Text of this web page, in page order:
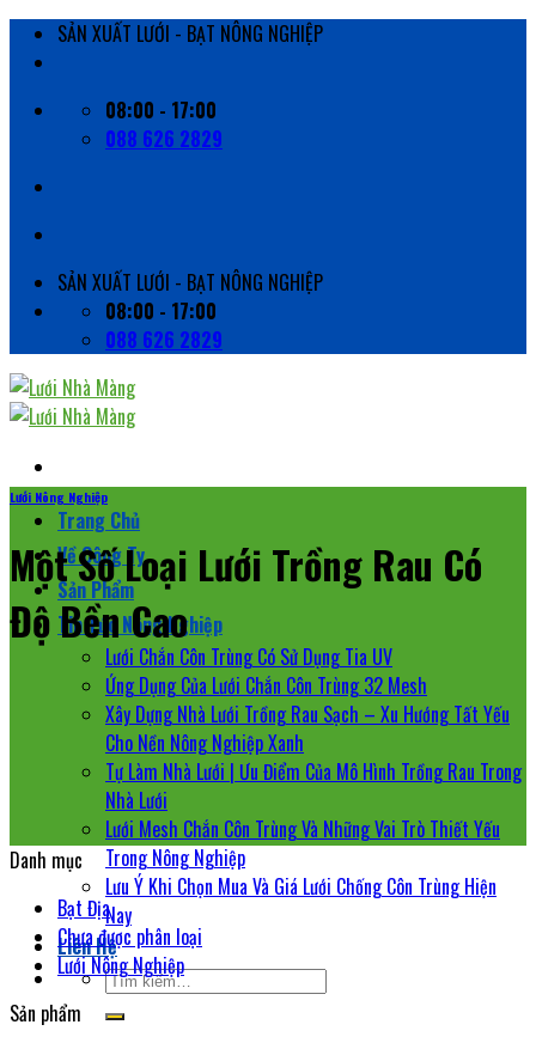
Skip
SẢN XUẤT LƯỚI - BẠT NÔNG NGHIỆP
08:00 - 17:00
088 626 2829
SẢN XUẤT LƯỚI - BẠT NÔNG NGHIỆP
08:00 - 17:00
088 626 2829
Trang Chủ
Về Công Ty
Sản Phẩm
Tin Tức Nông Nghiệp
Lưới Chắn Côn Trùng Có Sử Dụng Tia UV
Ứng Dụng Của Lưới Chắn Côn Trùng 32 Mesh
Xây Dựng Nhà Lưới Trồng Rau Sạch – Xu Hướng Tất Yếu
Cho Nền Nông Nghiệp Xanh
Tự Làm Nhà Lưới | Ưu Điểm Của Mô Hình Trồng Rau Trong
Nhà Lưới
Lưới Mesh Chắn Côn Trùng Và Những Vai Trò Thiết Yếu
Trong Nông Nghiệp
Lưu Ý Khi Chọn Mua Và Giá Lưới Chống Côn Trùng Hiện
Nay
Liên Hệ
Tìm
kiếm:
Lưới Nông Nghiệp
Một Số Loại Lưới Trồng Rau Có
Độ Bền Cao
Danh mục
Bạt Địa
Chưa được phân loại
Lưới Nông Nghiệp
Sản phẩm